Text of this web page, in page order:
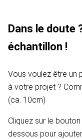
Dans le doute
échantillon !
Vous voulez être un
à votre projet ?
(ca. 10cm)
Cliquez sur le
dessous pour